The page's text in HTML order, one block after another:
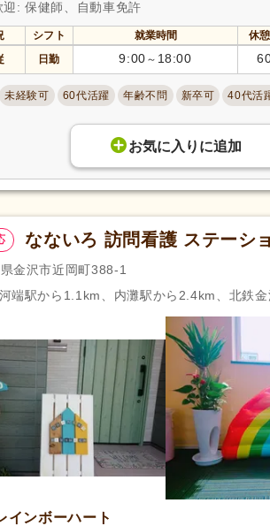
迎: 保健師、自動車免許
シフト 就業時間 休
日勤 9:00 ～ 18:00
未経験可 60代活躍 年齢不問 新卒可 40代活
お気に入り に追加
なないろ 訪問看護 ステーシ
金沢市近岡町388-1
端駅から1.1km、内灘駅から2.4km、北鉄
インボーハート